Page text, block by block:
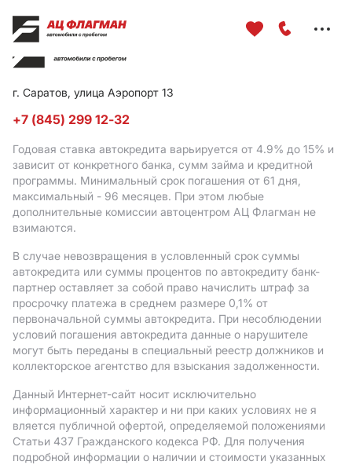
г. Саратов, улица Аэропорт 13
+7 (845) 299 12-32
Годовая ставка автокредита варьируется от 4.9% до 15% и
зависит от конкретного банка, сумм займа и кредитной
программы. Минимальный срок погашения от 61 дня,
максимальный - 96 месяцев. При этом любые
дополнительные комиссии автоцентром АЦ Флагман не
взимаются.
В случае невозвращения в условленный срок суммы
автокредита или суммы процентов по автокредиту банк-
партнер оставляет за собой право начислить штраф за
просрочку платежа в среднем размере 0,1% от
первоначальной суммы автокредита. При несоблюдении
условий погашения автокредита данные о нарушителе
могут быть переданы в специальный реестр должников и
коллекторское агентство для взыскания задолженности.
Данный Интернет-сайт носит исключительно
информационный характер и ни при каких условиях не я
вляется публичной офертой, определяемой положениями
Статьи 437 Гражданского кодекса РФ. Для получения
подробной информации о наличии и стоимости указанных